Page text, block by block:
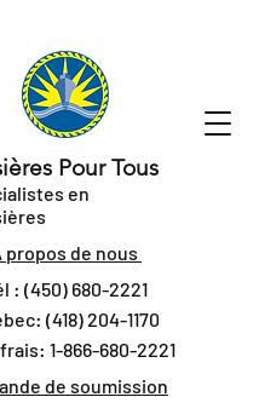
Pour Tous
en
propos de nous
: (450) 680-2221
(418) 204-1170
1-866-680-2221
de soumission